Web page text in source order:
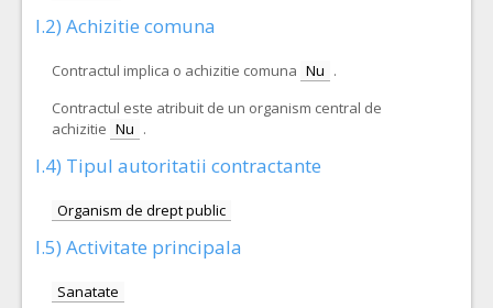
I.2) Achizitie comuna
Contractul implica o achizitie comuna Nu .
Contractul este atribuit de un organism central de
achizitie Nu .
I.4) Tipul autoritatii contractante
Organism de drept public
I.5) Activitate principala
Sanatate